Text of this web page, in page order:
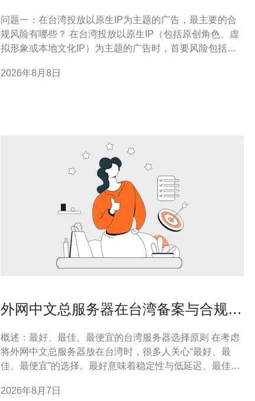
问题一：在台湾投放以原生IP为主题的广告，最主要的合
规风险有哪些？ 在台湾投放以原生IP（包括原创角色、虚
拟形象或本地文化IP）为主题的广告时，首要风险包括：
假陈述、以及平台政策与契约义务不符合等。 其中要特别
2026年8月8日
外网中文总服务器在台湾备案与合规注
概述：最好、最佳、最便宜的台湾服务器选择原则 在考虑
将外网中文总服务器放在台湾时，很多人关心“最好、最
佳、最便宜”的选择。最好意味着稳定性与低延迟、最佳强
在台湾部署服务器，应在性能（带宽、延迟、CPU/内
2026年8月7日